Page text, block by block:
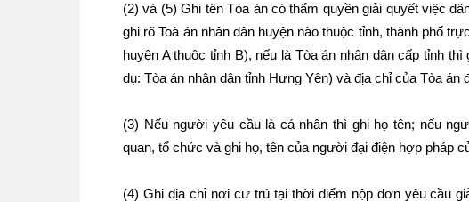
(2) và (5) Ghi tên Tòa án có thẩm quyền giải quyết việc
ghi rõ Toà án nhân dân huyện nào thuộc tỉnh, thành phố
huyện A thuộc tỉnh B), nếu là Tòa án nhân dân cấp tỉnh
dụ: Tòa án nhân dân tỉnh Hưng Yên) và địa chỉ của Tòa án
(3) Nếu người yêu cầu là cá nhân thì ghi họ tên; nếu
quan, tổ chức và ghi họ, tên của người đại điện hợp pháp
(4) Ghi địa chỉ nơi cư trú tại thời điểm nộp đơn yêu cầu